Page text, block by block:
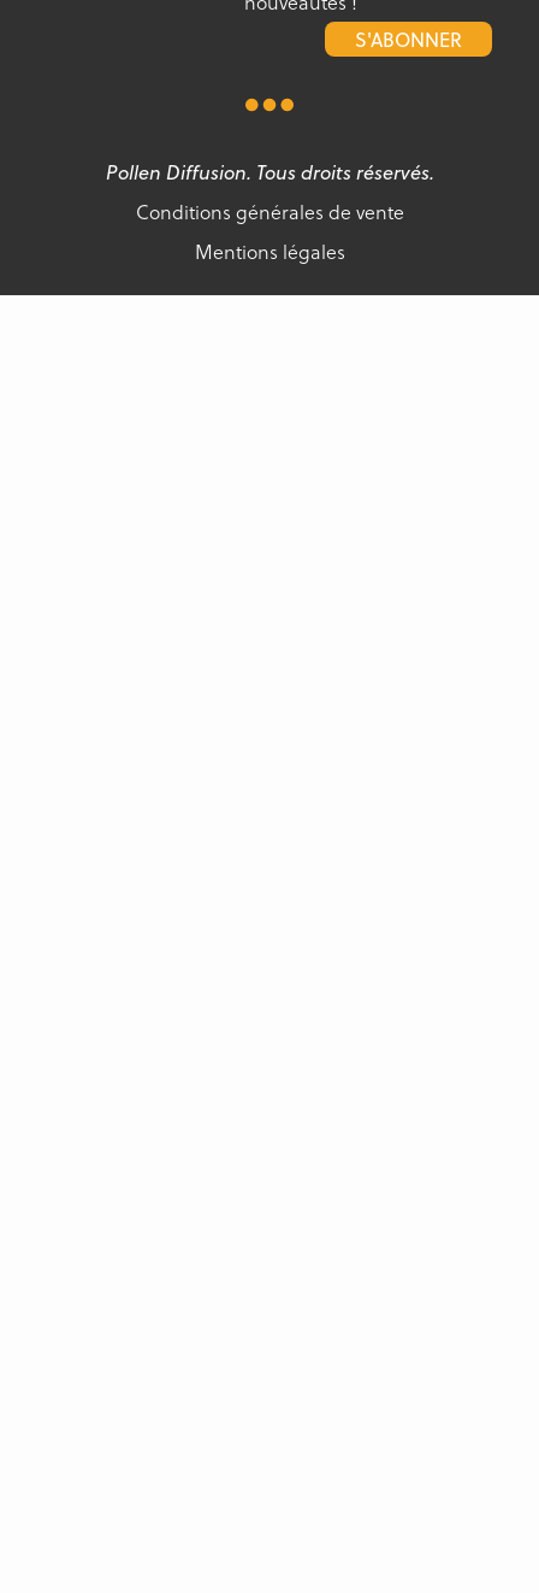
S'ABONNER
Pollen Diffusion. Tous droits réservés.
Conditions générales de vente
Mentions légales